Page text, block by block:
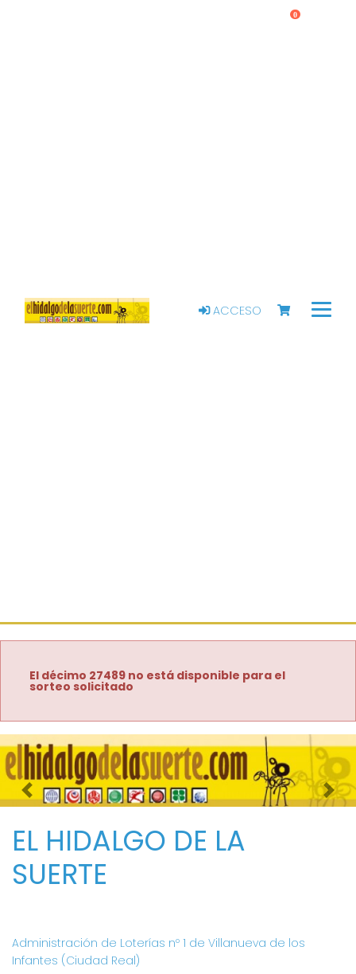
ACCESO
0
El décimo 27489 no está disponible para el
sorteo solicitado
Imagen anterior
EL HIDALGO DE LA
SUERTE
Administración de Loterías nº 1 de Villanueva de los
Infantes (Ciudad Real)